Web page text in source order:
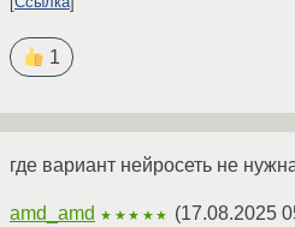
1
где вариант нейросеть не
amd_amd ★★★★★ (17.08.2025